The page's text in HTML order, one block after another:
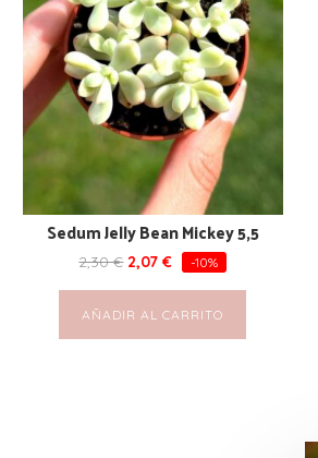
Sedum Jelly Bean Mickey 5,5
2,30€ 2,07€ -10%
AÑADIR AL CARRITO